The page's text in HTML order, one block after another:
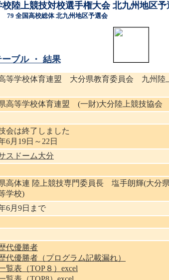
陸上競技対校選手権大会 北九州地区予
79 全国高校総体 北九州地区予選会
ーブル ・ 結果
等学校体育連盟 大分県教育委員会 九州陸
高等学校体育連盟 (一財)大分陸上競技協会
会は終了しました
6月19日～22日
スドーム大分
高体連 陸上競技専門委員長 塩手朗輝(大分
学校)
6月9日まで
代優勝者
代優勝者（プログラム記載漏れ）
覧表（TOP８）excel